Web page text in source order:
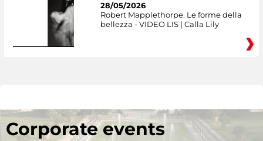
28/05/2026
Robert Mapplethorpe. Le forme della
bellezza - VIDEO LIS | Calla Lily
Corporate events